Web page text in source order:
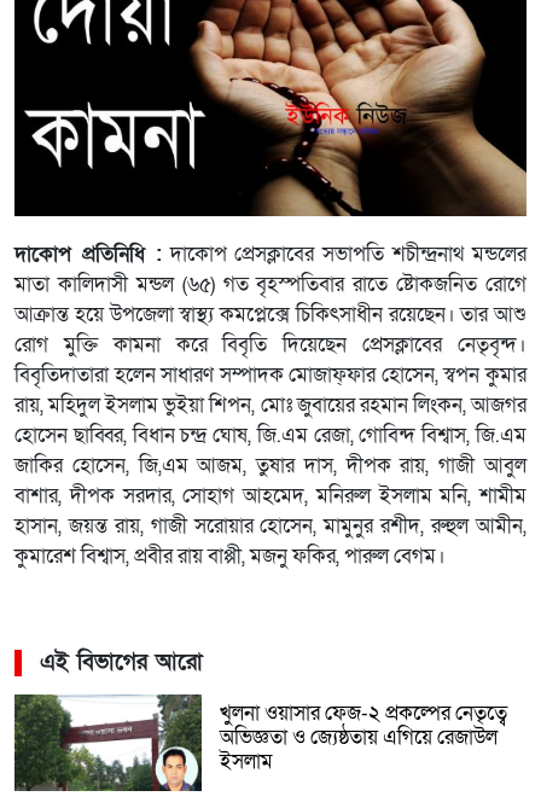
দাকোপ প্রতিনিধি : দাকোপ প্রেসক্লাবের সভাপতি শচীন্দ্রনাথ মন্ডলের
মাতা কালিদাসী মন্ডল (৬৫) গত বৃহস্পতিবার রাতে ষ্টোকজনিত রোগে
আক্রান্ত হয়ে উপজেলা স্বাস্থ্য কমপ্লেক্সে চিকিৎসাধীন রয়েছেন। তার আশু
রোগ মুক্তি কামনা করে বিবৃতি দিয়েছেন প্রেসক্লাবের নেতৃবৃন্দ।
বিবৃতিদাতারা হলেন সাধারণ সম্পাদক মোজাফ্ফার হোসেন, স্বপন কুমার
রায়, মহিদুল ইসলাম ভুইয়া শিপন, মোঃ জুবায়ের রহমান লিংকন, আজগর
হোসেন ছাব্বির, বিধান চন্দ্র ঘোষ, জি.এম রেজা, গোবিন্দ বিশ্বাস, জি.এম
জাকির হোসেন, জি,এম আজম, তুষার দাস, দীপক রায়, গাজী আবুল
বাশার, দীপক সরদার, সোহাগ আহমেদ, মনিরুল ইসলাম মনি, শামীম
হাসান, জয়ন্ত রায়, গাজী সরোয়ার হোসেন, মামুনুর রশীদ, রুহুল আমীন,
কুমারেশ বিশ্বাস, প্রবীর রায় বাপ্পী, মজনু ফকির, পারুল বেগম।
এই বিভাগের আরো
খুলনা ওয়াসার ফেজ-২ প্রকল্পের নেতৃত্বে
অভিজ্ঞতা ও জ্যেষ্ঠতায় এগিয়ে রেজাউল
ইসলাম